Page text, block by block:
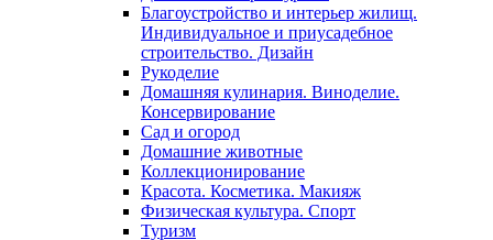
Благоустройство и интерьер жилищ.
Индивидуальное и приусадебное
строительство. Дизайн
Рукоделие
Домашняя кулинария. Виноделие.
Консервирование
Сад и огород
Домашние животные
Коллекционирование
Красота. Косметика. Макияж
Физическая культура. Спорт
Туризм